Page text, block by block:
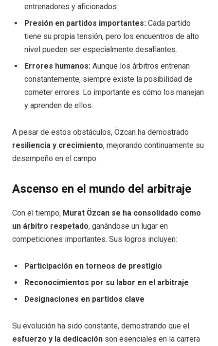
entrenadores y aficionados.
Presión en partidos importantes: Cada partido
tiene su propia tensión, pero los encuentros de alto
nivel pueden ser especialmente desafiantes.
Errores humanos: Aunque los árbitros entrenan
constantemente, siempre existe la posibilidad de
cometer errores. Lo importante es cómo los manejan
y aprenden de ellos.
A pesar de estos obstáculos, Özcan ha demostrado
resiliencia y crecimiento, mejorando continuamente su
desempeño en el campo.
Ascenso en el mundo del arbitraje
Con el tiempo, Murat Özcan se ha consolidado como
un árbitro respetado, ganándose un lugar en
competiciones importantes. Sus logros incluyen:
Participación en torneos de prestigio
Reconocimientos por su labor en el arbitraje
Designaciones en partidos clave
Su evolución ha sido constante, demostrando que el
esfuerzo y la dedicación son esenciales en la carrera